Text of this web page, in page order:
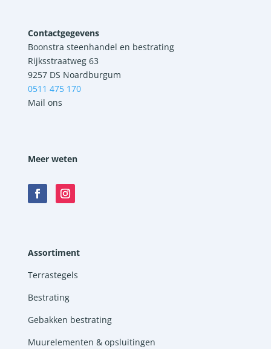
Contactgegevens
Boonstra steenhandel en bestrating
Rijksstraatweg 63
9257 DS Noardburgum
0511 475 170
Mail ons
Meer weten
Assortiment
Terrastegels
Bestrating
Gebakken bestrating
Muurelementen & opsluitingen